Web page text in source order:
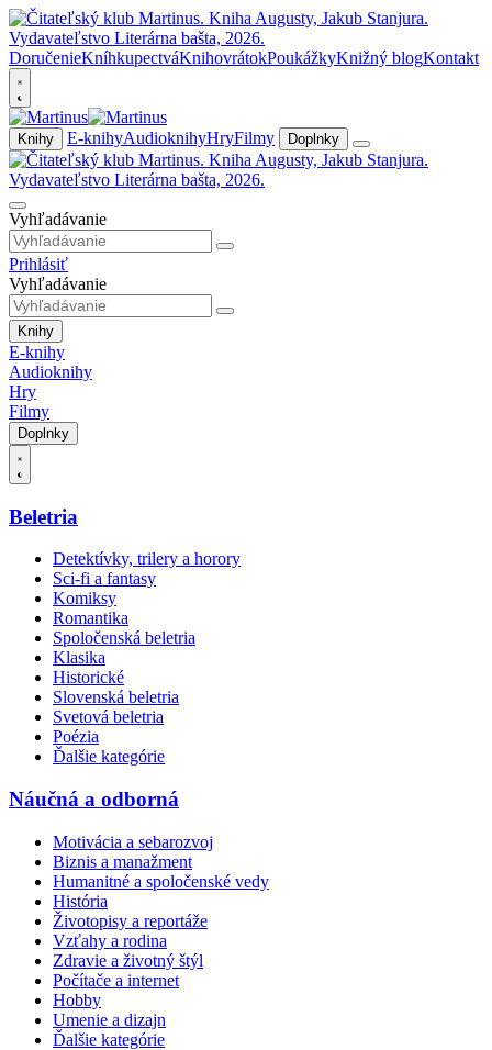
DoručenieKníhkupectváKnihovrátokPoukážkyKnižný blogKontakt
Knihy E-knihyAudioknihyHryFilmy Doplnky
Vyhľadávanie
Prihlásiť
Vyhľadávanie
Knihy
E-knihy
Audioknihy
Hry
Filmy
Doplnky
Beletria
Detektívky, trilery a horory
Sci-fi a fantasy
Komiksy
Romantika
Spoločenská beletria
Klasika
Historické
Slovenská beletria
Svetová beletria
Poézia
Ďalšie kategórie
Náučná a odborná
Motivácia a sebarozvoj
Biznis a manažment
Humanitné a spoločenské vedy
História
Životopisy a reportáže
Vzťahy a rodina
Zdravie a životný štýl
Počítače a internet
Hobby
Umenie a dizajn
Ďalšie kategórie